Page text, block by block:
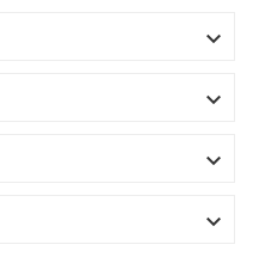



